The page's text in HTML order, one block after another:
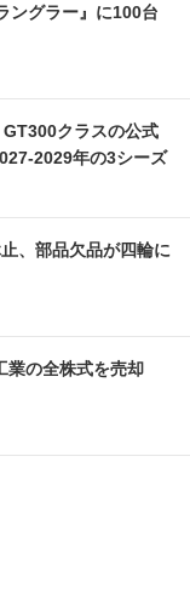
ングラー』に100台
クラスの公式
年の3シーズ
、部品欠品が四輪に
業の全株式を売却